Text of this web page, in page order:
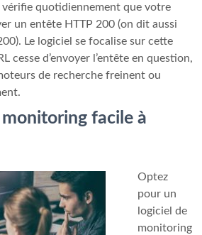
vérifie quotidiennement que votre
un entête HTTP 200 (on dit aussi
Le logiciel se focalise sur cette
cesse d’envoyer l’entête en question,
de recherche freinent ou
facile à
Optez
pour un
logiciel de
monitoring